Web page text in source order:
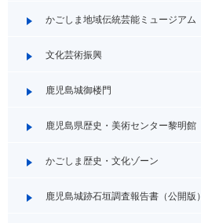
かごしま地域伝統芸能ミュージアム
文化芸術振興
鹿児島城御楼門
鹿児島県歴史・美術センター黎明館
かごしま歴史・文化ゾーン
鹿児島城跡石垣調査報告書（公開版）